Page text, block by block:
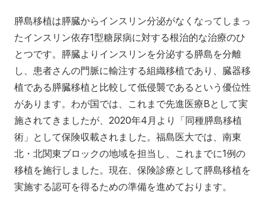
膵島移植は膵臓からインスリン分泌がなくなってしまっ
たインスリン依存1型糖尿病に対する根治的な治療のひ
とつです。膵臓よりインスリンを分泌する膵島を分離
し、患者さんの門脈に輸注する組織移植であり、臓器移
植である膵臓移植と比較して低侵襲であるという優位性
があります。わが国では、これまで先進医療Bとして実
施されてきましたが、2020年4月より「同種膵島移植
術」として保険収載されました。福島医大では、南東
北・北関東ブロックの地域を担当し、これまでに1例の
移植を施行しました。現在、保険診療として膵島移植を
実施する認可を得るための準備を進めております。